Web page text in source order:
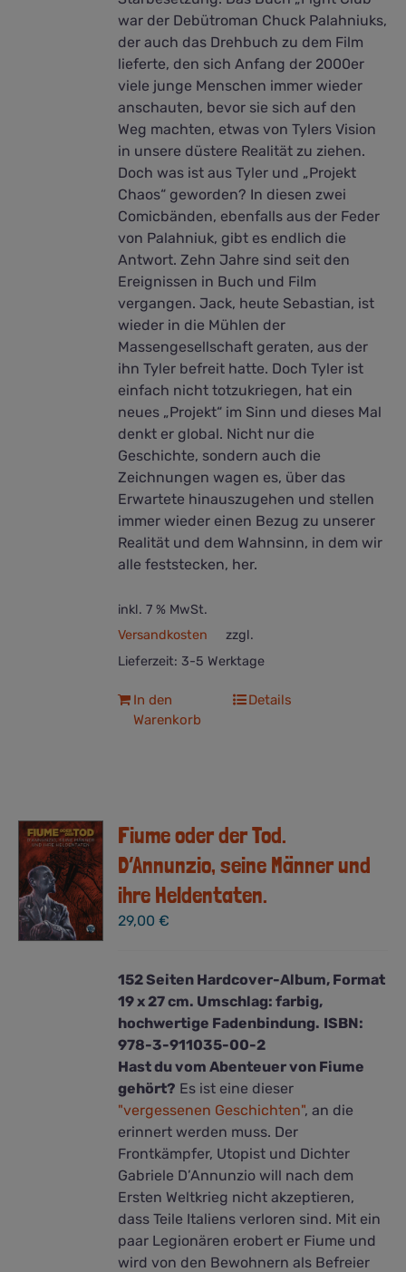
war der Debütroman Chuck Palahniuks,
der auch das Drehbuch zu dem Film
lieferte, den sich Anfang der 2000er
viele junge Menschen immer wieder
anschauten, bevor sie sich auf den
Weg machten, etwas von Tylers Vision
in unsere düstere Realität zu ziehen.
Doch was ist aus Tyler und „Projekt
Chaos“ geworden? In diesen zwei
Comicbänden, ebenfalls aus der Feder
von Palahniuk, gibt es endlich die
Antwort. Zehn Jahre sind seit den
Ereignissen in Buch und Film
vergangen. Jack, heute Sebastian, ist
wieder in die Mühlen der
Massengesellschaft geraten, aus der
ihn Tyler befreit hatte. Doch Tyler ist
einfach nicht totzukriegen, hat ein
neues „Projekt“ im Sinn und dieses Mal
denkt er global. Nicht nur die
Geschichte, sondern auch die
Zeichnungen wagen es, über das
Erwartete hinauszugehen und stellen
immer wieder einen Bezug zu unserer
Realität und dem Wahnsinn, in dem wir
alle feststecken, her.
inkl. 7 % MwSt.
zzgl.
Versandkosten
Lieferzeit: 3-5 Werktage
In den
Warenkorb
Details
Fiume oder der Tod.
D’Annunzio, seine Männer und
ihre Heldentaten.
29,00€
152 Seiten Hardcover-Album, Format
19 x 27 cm. Umschlag: farbig,
hochwertige Fadenbindung. ISBN:
978-3-911035-00-2
Hast du vom Abenteuer von Fiume
gehört? Es ist eine dieser
"vergessenen Geschichten", an die
erinnert werden muss. Der
Frontkämpfer, Utopist und Dichter
Gabriele D’Annunzio will nach dem
Ersten Weltkrieg nicht akzeptieren,
dass Teile Italiens verloren sind. Mit ein
paar Legionären erobert er Fiume und
wird von den Bewohnern als Befreier